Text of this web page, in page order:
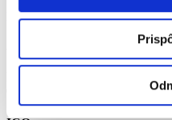
023 55 Vysoká nad Kysucou